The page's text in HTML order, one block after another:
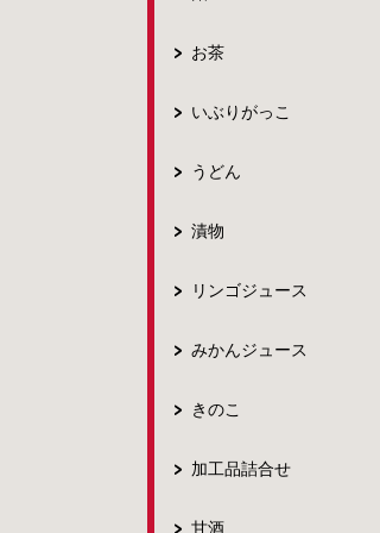
お茶
いぶりがっこ
うどん
漬物
リンゴジュース
みかんジュース
きのこ
加工品詰合せ
甘酒